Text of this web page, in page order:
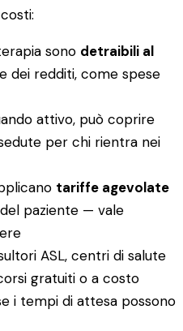
sono detraibili al
dei redditi, come spese
attivo, può coprire
per chi rientra nei
tariffe agevolate
paziente — vale
ASL, centri di salute
gratuiti o a costo
i tempi di attesa possono